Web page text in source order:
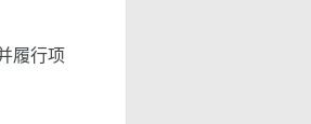
履行项